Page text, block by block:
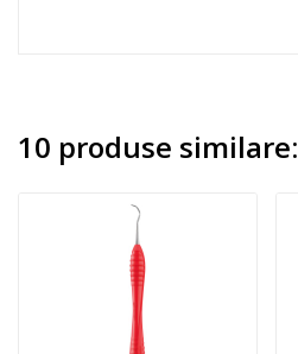
10 produse similare: